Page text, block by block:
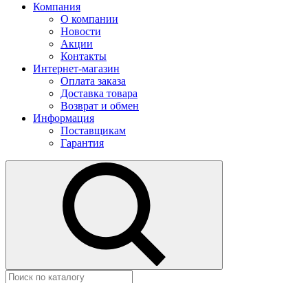
Компания
О компании
Новости
Акции
Контакты
Интернет-магазин
Оплата заказа
Доставка товара
Возврат и обмен
Информация
Поставщикам
Гарантия